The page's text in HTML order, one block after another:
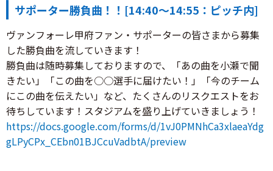
サポーター勝負曲！！[14:40～14:55：ピッチ内]
ヴァンフォーレ甲府ファン・サポーターの皆さまから募集
した勝負曲を流していきます！
勝負曲は随時募集しておりますので、「あの曲を小瀬で聞
きたい」「この曲を○○選手に届けたい！」「今のチーム
にこの曲を伝えたい」など、たくさんのリスクエストをお
待ちしています！スタジアムを盛り上げていきましょう！
https://docs.google.com/forms/d/1vJ0PMNhCa3xlaeaYdg
gLPyCPx_CEbn01BJCcuVadbtA/preview